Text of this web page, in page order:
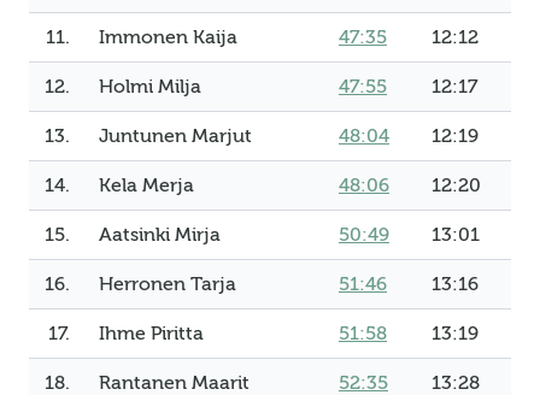
11. Immonen Kaija 47:35 12:12
12. Holmi Milja 47:55 12:17
13. Juntunen Marjut 48:04 12:19
14. Kela Merja 48:06 12:20
15. Aatsinki Mirja 50:49 13:01
16. Herronen Tarja 51:46 13:16
17. Ihme Piritta 51:58 13:19
18. Rantanen Maarit 52:35 13:28